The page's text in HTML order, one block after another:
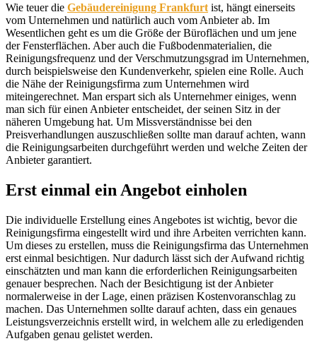
Wie teuer die Gebäudereinigung Frankfurt ist, hängt einerseits
vom Unternehmen und natürlich auch vom Anbieter ab. Im
Wesentlichen geht es um die Größe der Büroflächen und um jene
der Fensterflächen. Aber auch die Fußbodenmaterialien, die
Reinigungsfrequenz und der Verschmutzungsgrad im Unternehmen,
durch beispielsweise den Kundenverkehr, spielen eine Rolle. Auch
die Nähe der Reinigungsfirma zum Unternehmen wird
miteingerechnet. Man erspart sich als Unternehmer einiges, wenn
man sich für einen Anbieter entscheidet, der seinen Sitz in der
näheren Umgebung hat. Um Missverständnisse bei den
Preisverhandlungen auszuschließen sollte man darauf achten, wann
die Reinigungsarbeiten durchgeführt werden und welche Zeiten der
Anbieter garantiert.
Erst einmal ein Angebot einholen
Die individuelle Erstellung eines Angebotes ist wichtig, bevor die
Reinigungsfirma eingestellt wird und ihre Arbeiten verrichten kann.
Um dieses zu erstellen, muss die Reinigungsfirma das Unternehmen
erst einmal besichtigen. Nur dadurch lässt sich der Aufwand richtig
einschätzten und man kann die erforderlichen Reinigungsarbeiten
genauer besprechen. Nach der Besichtigung ist der Anbieter
normalerweise in der Lage, einen präzisen Kostenvoranschlag zu
machen. Das Unternehmen sollte darauf achten, dass ein genaues
Leistungsverzeichnis erstellt wird, in welchem alle zu erledigenden
Aufgaben genau gelistet werden.